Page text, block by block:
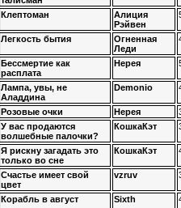
Клептоман
Алиция
Рэйвен
Легкость бытия
Огненная
Леди
Бессмертие как
расплата
Нерея
Лампа, увы, не
Аладдина
Demonio
Розовые очки Нерея
У вас продаются
волшебные палочки?
КошкаКэт
Я рискну загадать это
только во сне
КошкаКэт
Счастье имеет свой
цвет
vzruv
Корабль в август Sixth